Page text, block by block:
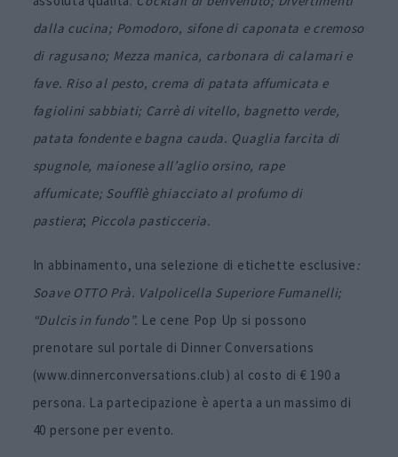
dalla cucina; Pomodoro, sifone di caponata e cremoso
di ragusano; Mezza manica, carbonara di calamari e
fave. Riso al pesto, crema di patata affumicata e
fagiolini sabbiati; Carrè di vitello, bagnetto verde,
patata fondente e bagna cauda. Quaglia farcita di
spugnole, maionese all’aglio orsino, rape
affumicate; Soufflè ghiacciato al profumo di
pastiera; Piccola pasticceria.
In abbinamento, una selezione di etichette esclusive:
Soave OTTO Prà. Valpolicella Superiore Fumanelli;
“Dulcis in fundo”. Le cene Pop Up si possono
prenotare sul portale di Dinner Conversations
(www.dinnerconversations.club) al costo di € 190 a
persona. La partecipazione è aperta a un massimo di
40 persone per evento.